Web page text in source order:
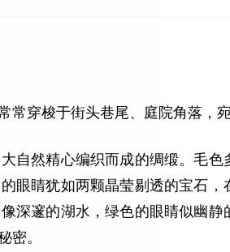
穿梭于街头巷尾、庭院角落，
自然精心编织而成的绸缎。毛
眼睛犹如两颗晶莹剔透的宝石，
深邃的湖水，绿色的眼睛似幽
密。